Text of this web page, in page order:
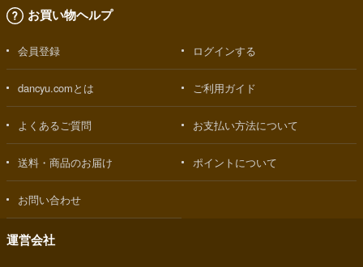
お買い物ヘルプ
会員登録 ログインする
dancyu.comとは ご利用ガイド
よくあるご質問 お支払い方法について
送料・商品のお届け ポイントについて
お問い合わせ
運営会社